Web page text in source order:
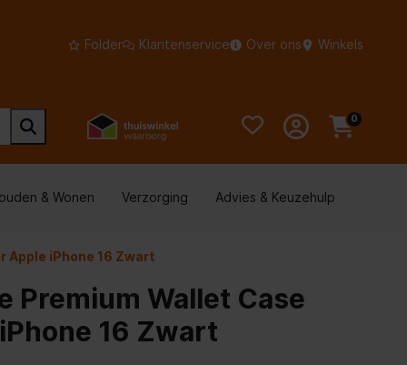
Folder Klantenservice Over ons Winkels
0
& Wonen Verzorging Advies & Keuzehulp
Apple iPhone 16 Zwart
Premium Wallet Case
16 Zwart